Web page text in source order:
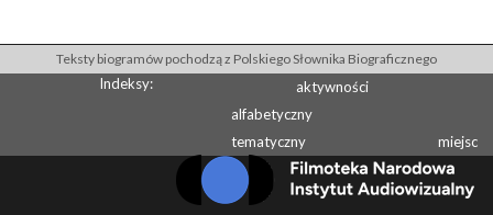
Teksty biogramów pochodzą z Polskiego Słownika Biograficznego
Indeksy:
aktywności
alfabetyczny
tematyczny
miejsc